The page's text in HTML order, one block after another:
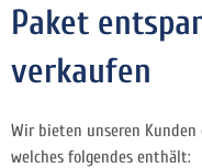
Paket
verkaufen
Wir bieten unseren Kunden
welches folgendes enthält: